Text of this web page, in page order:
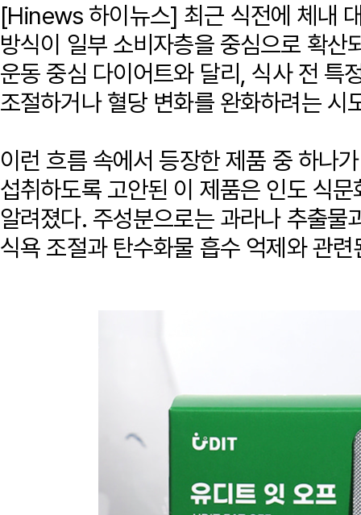
[Hinews 하이뉴스] 최근 식전에 체내
방식이 일부 소비자층을 중심으로 확산
운동 중심 다이어트와 달리, 식사 전 특
조절하거나 혈당 변화를 완화하려는 시
이런 흐름 속에서 등장한 제품 중 하나
섭취하도록 고안된 이 제품은 인도 식
알려졌다. 주성분으로는 과라나 추출물
식욕 조절과 탄수화물 흡수 억제와 관